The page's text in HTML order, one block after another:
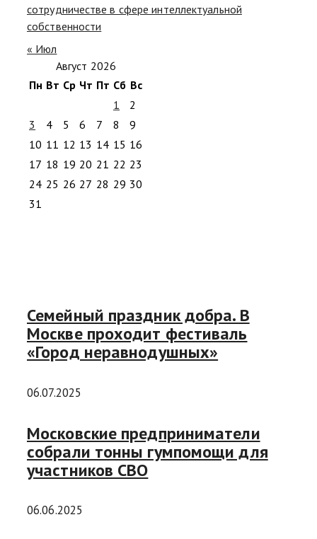
сотрудничестве в сфере интеллектуальной
собственности
« Июл
Август 2026
Пн Вт Ср Чт Пт Сб Вс
1
2
3
4 5 6 7 8
9
10 11 12 13 14 15 16
17 18 19 20 21 22 23
24 25 26 27 28 29 30
31
Семейный праздник добра. В
Москве проходит фестиваль
«Город неравнодушных»
06.07.2025
Московские предприниматели
собрали тонны гумпомощи для
участников СВО
06.06.2025